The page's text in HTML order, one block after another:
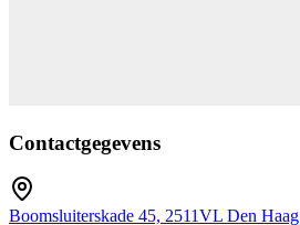
Contactgegevens
Boomsluiterskade 45, 2511VL Den Haag